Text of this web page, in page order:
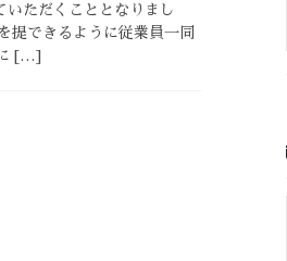
いただくこととなりまし
提できるように従業員一同
[…]